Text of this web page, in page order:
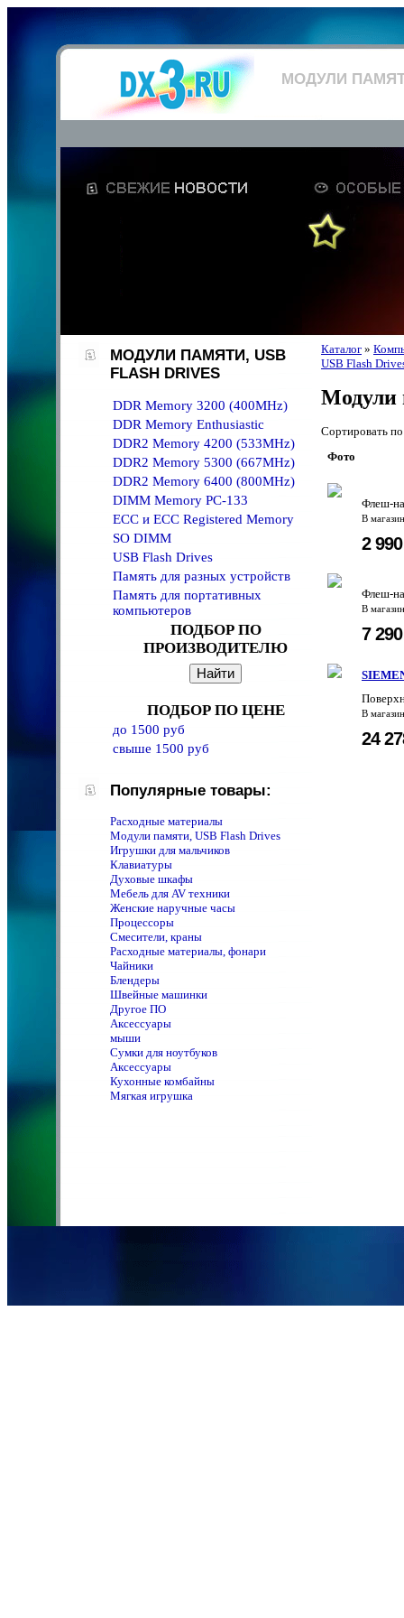
МОДУЛИ
МОДУЛИ ПАМЯТИ, USB
FLASH DRIVES
DDR Memory 3200 (400MHz)
DDR Memory Enthusiastic
DDR2 Memory 4200 (533MHz)
DDR2 Memory 5300 (667MHz)
DDR2 Memory 6400 (800MHz)
DIMM Memory PC-133
ECC и ECC Registered Memory
SO DIMM
USB Flash Drives
Память для разных устройств
Память для портативных
компьютеров
ПОДБОР ПО
ПРОИЗВОДИТЕЛЮ
ПОДБОР ПО ЦЕНЕ
до 1500 руб
свыше 1500 руб
Популярные товары:
Расходные материалы
Модули памяти, USB Flash Drives
Игрушки для мальчиков
Клавиатуры
Духовые шкафы
Мебель для AV техники
Женские наручные часы
Процессоры
Смесители, краны
Расходные материалы, фонари
Чайники
Блендеры
Швейные машинки
Другое ПО
Аксессуары
мыши
Сумки для ноутбуков
Аксессуары
Кухонные комбайны
Мягкая игрушка
Каталог »
USB Flash
Модули
Сортировать
Фото
Флеш-
В
2
Флеш-
В
7
В
24